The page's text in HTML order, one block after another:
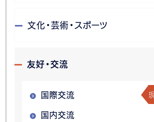
文化・芸術・スポーツ
友好・交流
国際交流
国内交流